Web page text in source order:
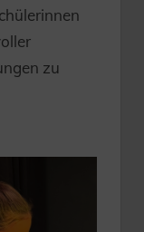
zu